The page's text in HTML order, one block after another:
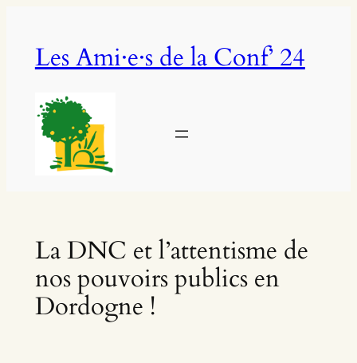
contenuLes Ami·e·s de la Conf’ 24
La DNC et l’attentisme de
nos pouvoirs publics en
Dordogne !